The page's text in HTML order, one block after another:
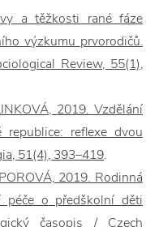
a těžkosti rané fáze
výzkumu prvorodičů.
Review, 55(1),
2019. Vzdělání
reflexe dvou
51(4), 393–419.
2019. Rodinná
o předškolní děti
časopis / Czech